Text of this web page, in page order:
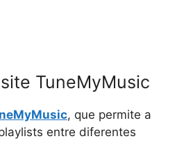
TuneMyMusic
, que permite a
entre diferentes